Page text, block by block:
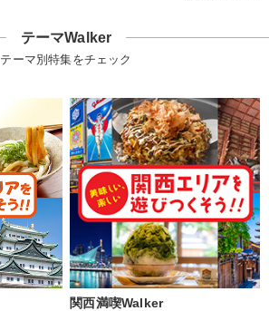
テーマWalker
テーマ別特集をチェック
関西満喫Walker